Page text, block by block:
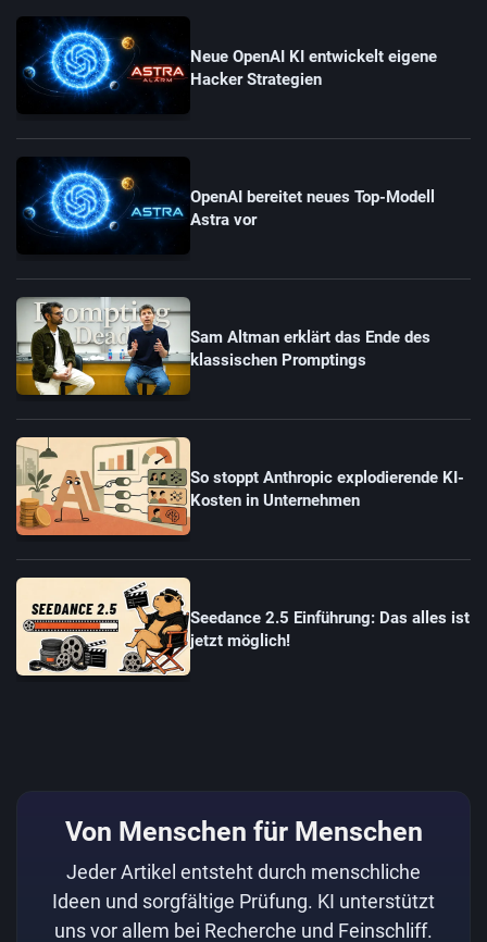
Neue OpenAI KI entwickelt eigene
Hacker Strategien
OpenAI bereitet neues Top-Modell
Astra vor
Sam Altman erklärt das Ende des
klassischen Promptings
So stoppt Anthropic explodierende KI-
Kosten in Unternehmen
Seedance 2.5 Einführung: Das alles ist
jetzt möglich!
Von Menschen für Menschen
Jeder Artikel entsteht durch menschliche
Ideen und sorgfältige Prüfung. KI unterstützt
uns vor allem bei Recherche und Feinschliff.